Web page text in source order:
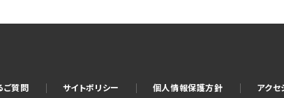
ご質問 サイトポリシー 個人情報保護方針 アクセ